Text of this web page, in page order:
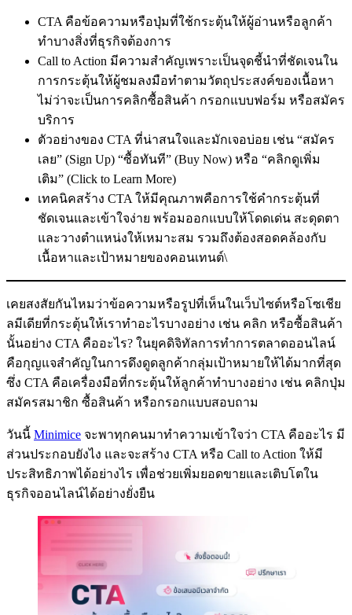
CTA คือข้อความหรือปุ่มที่ใช้กระตุ้นให้ผู้อ่านหรือลูกค้า
ทำบางสิ่งที่ธุรกิจต้องการ
Call to Action มีความสำคัญเพราะเป็นจุดชี้นำที่ชัดเจนใน
การกระตุ้นให้ผู้ชมลงมือทำตามวัตถุประสงค์ของเนื้อหา
ไม่ว่าจะเป็นการคลิกซื้อสินค้า กรอกแบบฟอร์ม หรือสมัคร
บริการ
ตัวอย่างของ CTA ที่น่าสนใจและมักเจอบ่อย เช่น “สมัคร
เลย” (Sign Up) “ซื้อทันที” (Buy Now) หรือ “คลิกดูเพิ่ม
เติม” (Click to Learn More)
เทคนิคสร้าง CTA ให้มีคุณภาพคือการใช้คำกระตุ้นที่
ชัดเจนและเข้าใจง่าย พร้อมออกแบบให้โดดเด่น สะดุดตา
และวางตำแหน่งให้เหมาะสม รวมถึงต้องสอดคล้องกับ
เนื้อหาและเป้าหมายของคอนเทนต์\
เคยสงสัยกันไหมว่าข้อความหรือรูปที่เห็นในเว็บไซต์หรือโซเชีย
ลมีเดียที่กระตุ้นให้เราทำอะไรบางอย่าง เช่น คลิก หรือซื้อสินค้า
นั้นอย่าง CTA คืออะไร? ในยุคดิจิทัลการทำการตลาดออนไลน์
คือกุญแจสำคัญในการดึงดูดลูกค้ากลุ่มเป้าหมายให้ได้มากที่สุด
ซึ่ง CTA คือเครื่องมือที่กระตุ้นให้ลูกค้าทำบางอย่าง เช่น คลิกปุ่ม
สมัครสมาชิก ซื้อสินค้า หรือกรอกแบบสอบถาม
วันนี้ Minimice จะพาทุกคนมาทำความเข้าใจว่า CTA คืออะไร มี
ส่วนประกอบยังไง และจะสร้าง CTA หรือ Call to Action ให้มี
ประสิทธิภาพได้อย่างไร เพื่อช่วยเพิ่มยอดขายและเติบโตใน
ธุรกิจออนไลน์ได้อย่างยั่งยืน